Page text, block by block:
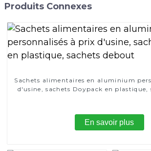
Produits Connexes
Sachets alimentaires en aluminium
d'usine, sachets Doypack en plastique,
En savoir plus